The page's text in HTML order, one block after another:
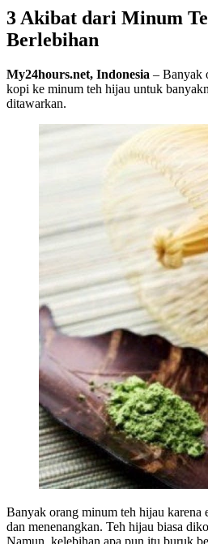
3 Akibat dari Minum
Berlebihan
My24hours.net, Indonesia – Banyak
kopi ke minum teh hijau untuk
ditawarkan.
Banyak orang minum teh hijau karena
dan menenangkan. Teh hijau biasa